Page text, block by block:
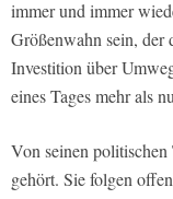
immer und immer
Größenwahn sein, der
Investition über
eines Tages mehr als
Von seinen
gehört. Sie folgen